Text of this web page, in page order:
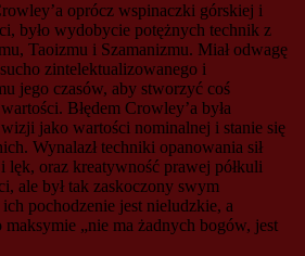
oprócz wspinaczki górskiej i
było wydobycie potężnych technik z
Taoizmu i Szamanizmu. Miał odwagę
zintelektualizowanego i
jego czasów, aby stworzyć coś
Błędem Crowley’a była
jako wartości nominalnej i stanie się
Wynalazł techniki opanowania sił
oraz kreatywność prawej półkuli
ale był tak zaskoczony swym
ich pochodzenie jest nieludzkie, a
„nie ma żadnych bogów, jest